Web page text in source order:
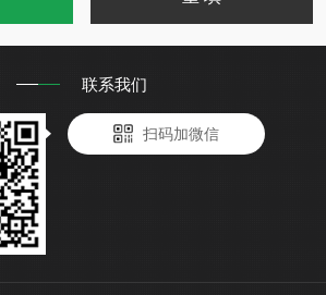
联系我们
扫码加微信